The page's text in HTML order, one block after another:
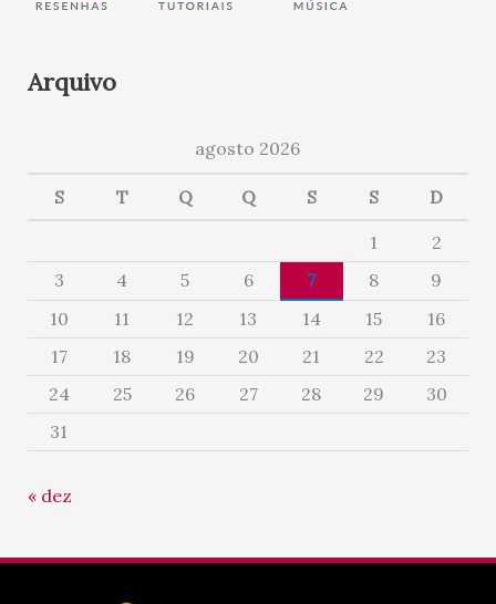
Arquivo
agosto 2026
S T Q Q S S D
1
2
3
4 5 6 7 8
9
10
11 12 13 14 15
16
17
18 19 20 21 22
23
24
25 26 27 28 29
30
31
« dez